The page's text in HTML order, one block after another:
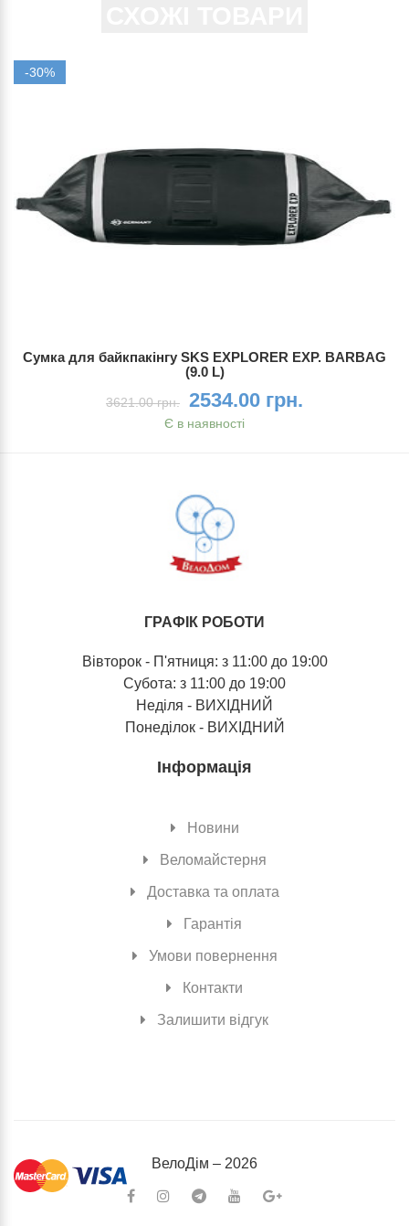
-30%
Сумка для байкпакінгу SKS EXPLORER EXP. BARBAG
(9.0 L)
3621.00 грн. 2534.00 грн.
Є в наявності
ГРАФІК РОБОТИ
Вівторок - П'ятниця: з 11:00 до 19:00
Субота: з 11:00 до 19:00
Неділя - ВИХІДНИЙ
Понеділок - ВИХІДНИЙ
Інформація
Новини
Веломайстерня
Доставка та оплата
Гарантія
Умови повернення
Контакти
Залишити відгук
ВелоДiм – 2026